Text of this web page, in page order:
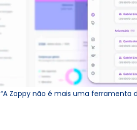
“A Zoppy não é mais uma ferramenta